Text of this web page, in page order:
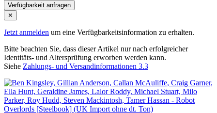
Verfügbarkeit anfragen
✕
Jetzt anmelden um eine Verfügbarkeitsinformation zu erhalten.
Bitte beachten Sie, dass dieser Artikel nur nach erfolgreicher
Identitäts- und Altersprüfung erworben werden kann.
Siehe Zahlungs- und Versandinformationen 3.3